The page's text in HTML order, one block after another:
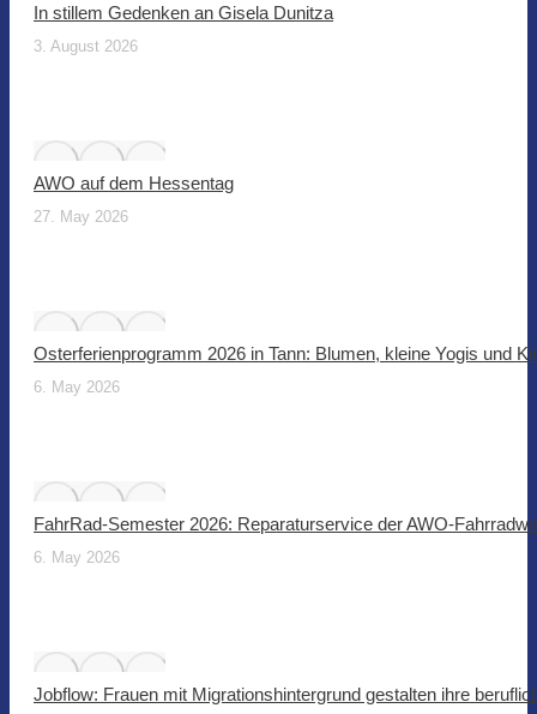
In stillem Gedenken an Gisela Dunitza
3. August 2026
AWO auf dem Hessentag
27. May 2026
Osterferienprogramm 2026 in Tann: Blumen, kleine Yogis und
6. May 2026
FahrRad-Semester 2026: Reparaturservice der AWO-
6. May 2026
Jobflow: Frauen mit Migrationshintergrund gestalten ihre